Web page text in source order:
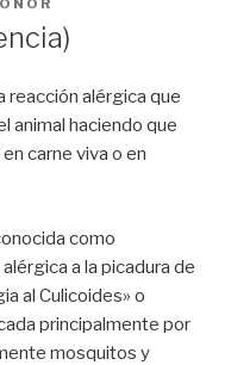
reacción alérgica que
animal haciendo que
carne viva o en
como
a la picadura de
al Culicoides» o
principalmente por
mosquitos y